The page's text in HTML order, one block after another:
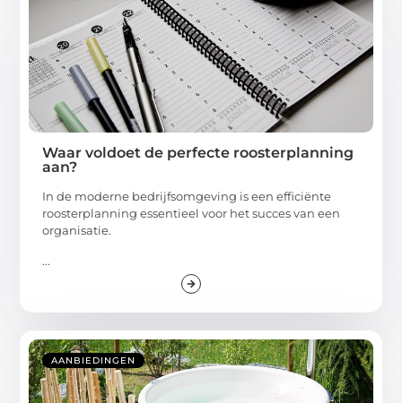
Waar voldoet de perfecte roosterplanning
aan?
In de moderne bedrijfsomgeving is een efficiënte
roosterplanning essentieel voor het succes van een
organisatie.
...
AANBIEDINGEN